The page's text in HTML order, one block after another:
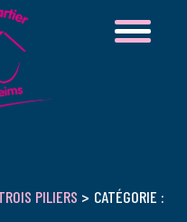
PILIERS > CATÉGORIE :